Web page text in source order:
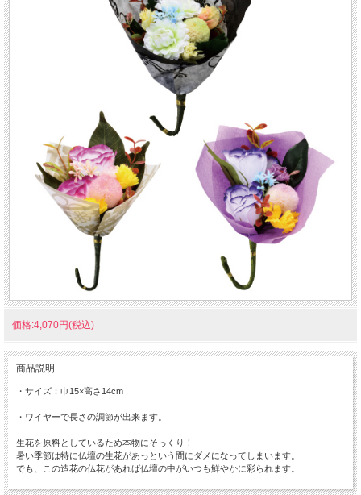
価格:4,070円(税込)
商品説明
・サイズ：巾15×高さ14cm
・ワイヤーで長さの調節が出来ます。
生花を原料としているため本物にそっくり！
暑い季節は特に仏壇の生花があっという間にダメになってしまいます。
でも、この造花の仏花があれば仏壇の中がいつも鮮やかに彩られます。